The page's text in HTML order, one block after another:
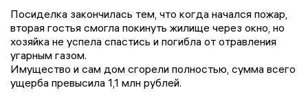
Посиделка закончилась тем, что когда начался пожар,
вторая гостья смогла покинуть жилище через окно, но
хозяйка не успела спастись и погибла от отравления
угарным газом.
Имущество и сам дом сгорели полностью, сумма всего
ущерба превысила 1,1 млн рублей.